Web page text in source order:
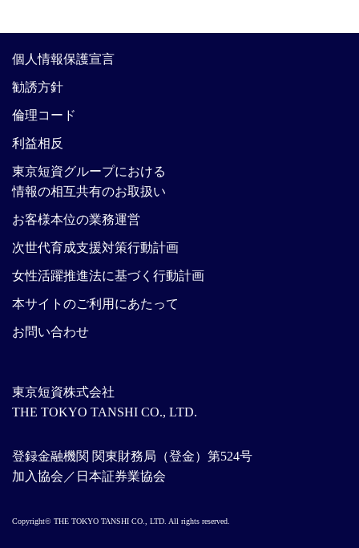
東京短資株式会社
THE TOKYO TANSHI CO., LTD.
登録金融機関 関東財務局（登金）第524号
加入協会／日本証券業協会
個人情報保護宣言
勧誘方針
倫理コード
利益相反
東京短資グループにおける
情報の相互共有のお取扱い
お客様本位の業務運営
次世代育成支援対策行動計画
女性活躍推進法に基づく行動計画
本サイトのご利用にあたって
お問い合わせ
Copyright© THE TOKYO TANSHI CO., LTD. All rights reserved.